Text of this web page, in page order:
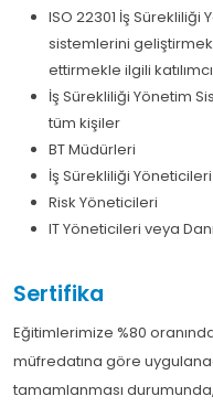
ISO 22301 İş Sürekliliği
sistemlerini
ettirmekle ilgili
İş Sürekliliği Yönetim
tüm kişiler
BT Müdürleri
İş Sürekliliği Yöneticileri
Risk Yöneticileri
IT Yöneticileri veya
Sertifika
Eğitimlerimize %80
müfredatına göre
tamamlanması